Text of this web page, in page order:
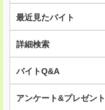
最近見たバイト
詳細検索
バイトQ&A
アンケート&プレゼント